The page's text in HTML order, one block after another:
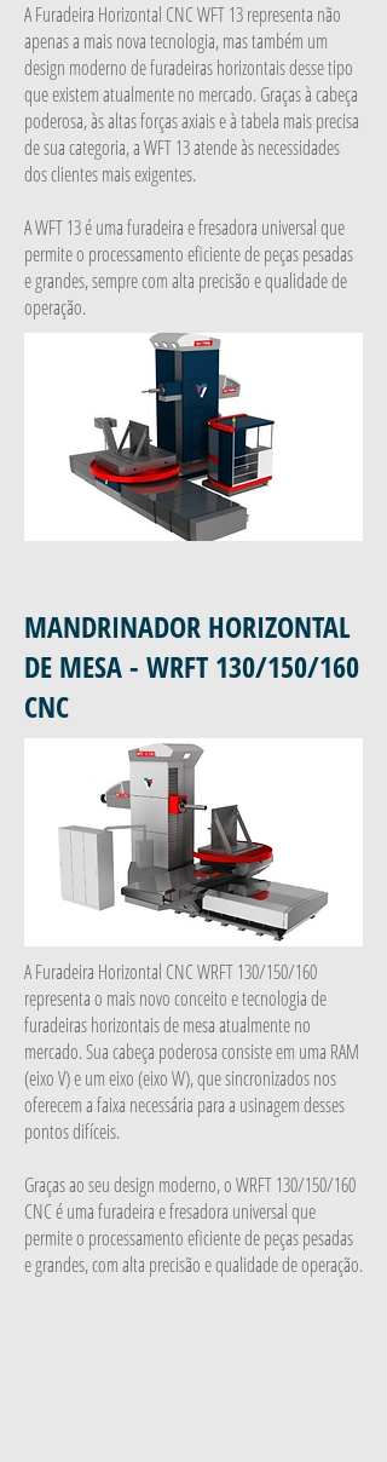
A Furadeira Horizontal CNC WFT 13 representa não
apenas a mais nova tecnologia, mas também um
design moderno de furadeiras horizontais desse tipo
que existem atualmente no mercado. Graças à cabeça
poderosa, às altas forças axiais e à tabela mais precisa
de sua categoria, a WFT 13 atende às necessidades
dos clientes mais exigentes.
A WFT 13 é uma furadeira e fresadora universal que
permite o processamento eficiente de peças pesadas
e grandes, sempre com alta precisão e qualidade de
operação.
MANDRINADOR HORIZONTAL
DE MESA - WRFT 130/150/160
CNC
A Furadeira Horizontal CNC WRFT 130/150/160
representa o mais novo conceito e tecnologia de
furadeiras horizontais de mesa atualmente no
mercado. Sua cabeça poderosa consiste em uma RAM
(eixo V) e um eixo (eixo W), que sincronizados nos
oferecem a faixa necessária para a usinagem desses
pontos difíceis.
Graças ao seu design moderno, o WRFT 130/150/160
CNC é uma furadeira e fresadora universal que
permite o processamento eficiente de peças pesadas
e grandes, com alta precisão e qualidade de operação.